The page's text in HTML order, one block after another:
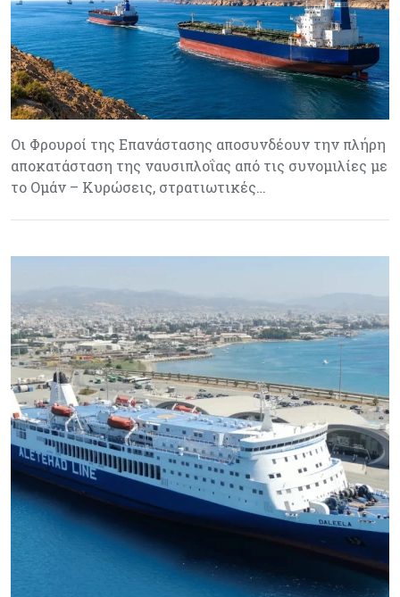
Οι Φρουροί της Επανάστασης αποσυνδέουν την πλήρη
αποκατάσταση της ναυσιπλοΐας από τις συνομιλίες με
το Ομάν – Κυρώσεις, στρατιωτικές…